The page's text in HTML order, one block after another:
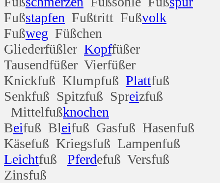
Fußstapfen Fußtritt Fußvolk
Fußweg Füßchen
Gliederfüßler Kopffüßer
Tausendfüßer Vierfüßer
Knickfuß Klumpfuß Plattfuß
Senkfuß Spitzfuß Spreizfuß
Mittelfußknochen
Beifuß Bleifuß Gasfuß Hasenfuß
Käsefuß Kriegsfuß Lampenfuß
Leichtfuß Pferdefuß Versfuß
Zinsfuß